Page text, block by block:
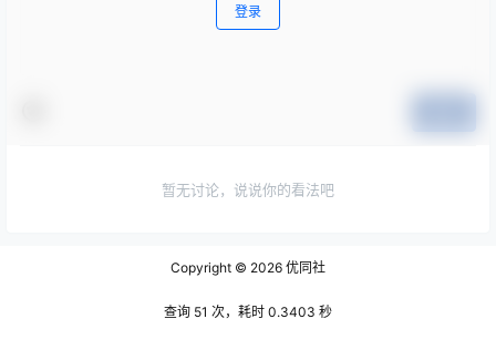
登录
暂无讨论，说说你的看法吧
Copyright © 2026 优同社
查询 51 次，耗时 0.3403 秒